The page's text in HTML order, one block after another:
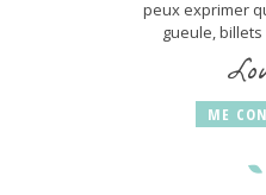
peux exprimer
gueule, billets
ME